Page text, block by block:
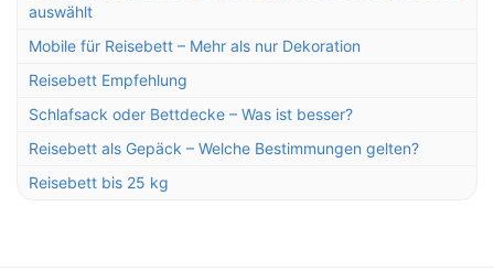
auswählt
Mobile für Reisebett – Mehr als nur Dekoration
Reisebett Empfehlung
Schlafsack oder Bettdecke – Was ist besser?
Reisebett als Gepäck – Welche Bestimmungen gelten?
Reisebett bis 25 kg